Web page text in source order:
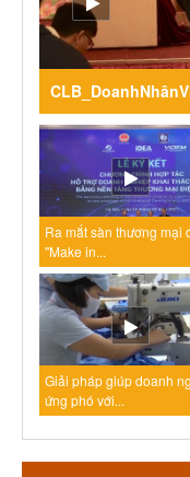
Ra mắt sàn thương mại
"Make in...
Giải pháp giúp doanh
ứng phó với...